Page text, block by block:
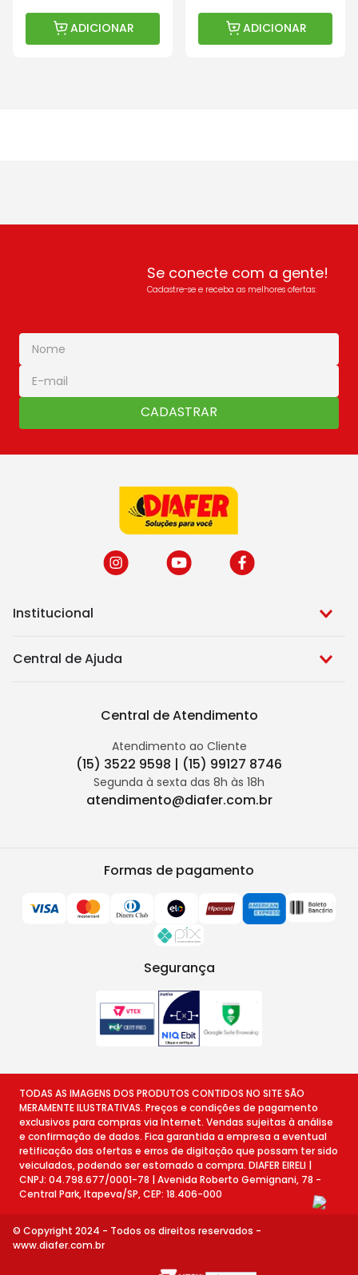
ADICIONAR ADICIONAR
Se conecte com a gente!
Cadastre-se e receba as melhores ofertas:
CADASTRAR
Institucional
Central de Ajuda
Central de Atendimento
Atendimento ao Cliente
(15) 3522 9598 | (15) 99127 8746
Segunda à sexta das 8h às 18h
atendimento@diafer.com.br
Formas de pagamento
Segurança
TODAS AS IMAGENS DOS PRODUTOS CONTIDOS NO SITE SÃO
MERAMENTE ILUSTRATIVAS. Preços e condições de pagamento
exclusivos para compras via Internet. Vendas sujeitas à análise
e confirmação de dados. Fica garantida a empresa a eventual
retificação das ofertas e erros de digitação que possam ter sido
veiculados, podendo ser estornado a compra. DIAFER EIRELI |
CNPJ: 04.798.677/0001-78 | Avenida Roberto Gemignani, 78 -
Central Park, Itapeva/SP, CEP: 18.406-000
© Copyright 2024 - Todos os direitos reservados -
www.diafer.com.br